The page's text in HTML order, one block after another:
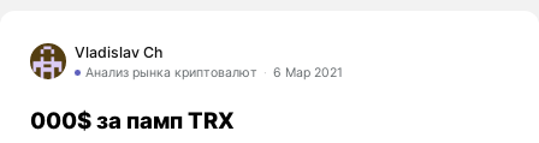
Vladislav Ch
Анализ рынка криптовалют 6 Мар 2021
000$ за памп TRX